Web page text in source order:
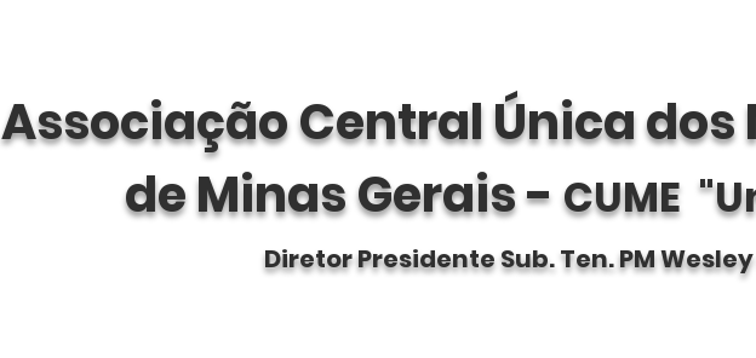
Associação Central Única
de Minas Gerais -CUME
Diretor Presidente Sub. Ten. PM